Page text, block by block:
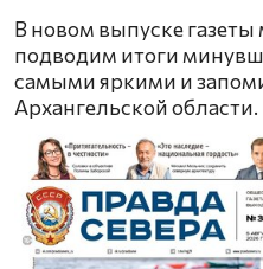
В новом выпуске
подводим итоги
самыми яркими и
Архангельской области.